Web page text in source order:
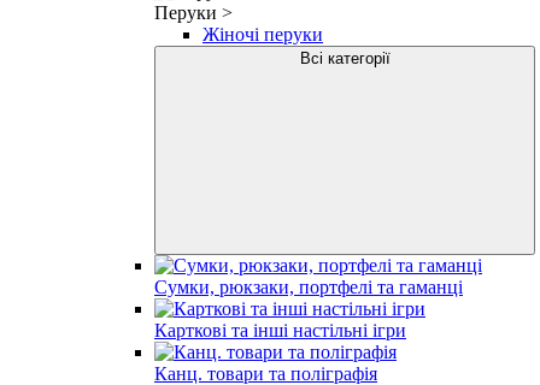
Перуки >
Жіночі перуки
Всі категорії
Сумки, рюкзаки, портфелі та гаманці
Карткові та інші настільні ігри
Канц. товари та поліграфія